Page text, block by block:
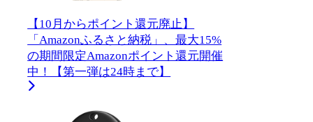
【10月からポイント還元廃止】
「Amazonふるさと納税」、最大15%
の期間限定Amazonポイント還元開催
中！【第一弾は24時まで】